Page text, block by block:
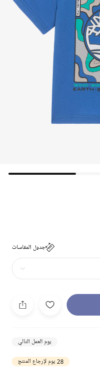
جدول المقاسات
يوم العمل التالي
28 يوم لإرجاع المنتج